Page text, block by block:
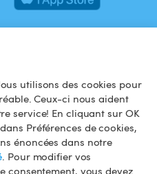
utilisons des cookies pour
Ceux-ci nous aident
service! En cliquant sur OK
Préférences de cookies,
énoncées dans notre
. Pour modifier vos
consentement, vous devez